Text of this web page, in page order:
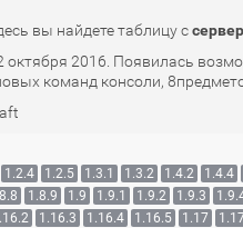
вы найдете таблицу с
2016. Появилась
команд консоли,
1.2.4 1.2.5 1.3.1 1.3.2 1.4.2 1.4.4
1.8.9 1.9 1.9.1 1.9.2 1.9.3
1.16.3 1.16.4 1.16.5 1.17